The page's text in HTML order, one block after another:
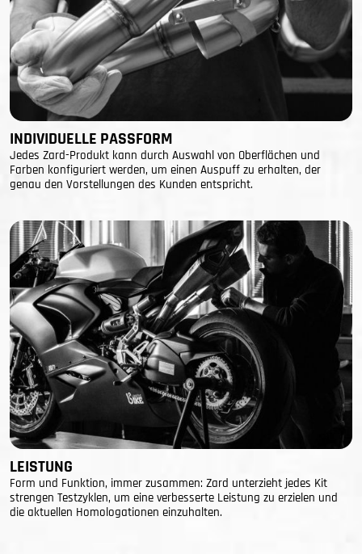
INDIVIDUELLE PASSFORM
Jedes Zard-Produkt kann durch Auswahl von Oberflächen und
Farben konfiguriert werden, um einen Auspuff zu erhalten, der
genau den Vorstellungen des Kunden entspricht.
LEISTUNG
Form und Funktion, immer zusammen: Zard unterzieht jedes Kit
strengen Testzyklen, um eine verbesserte Leistung zu erzielen und
die aktuellen Homologationen einzuhalten.